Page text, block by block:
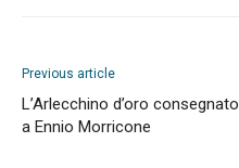
Previous article
L’Arlecchino d’oro consegnato
a Ennio Morricone